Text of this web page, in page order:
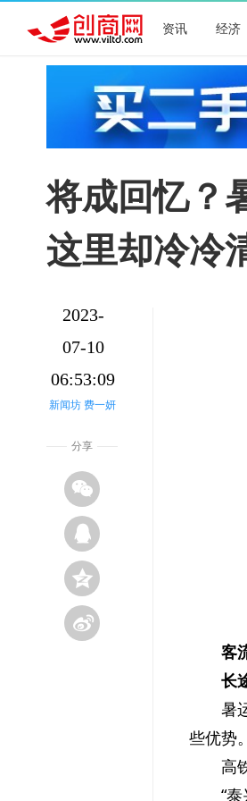
资讯 经济
将成回忆？
这里却冷冷
2023-
07-10
06:53:09
新闻坊 费一妍
分享
客
长
暑
些优势。
高
“